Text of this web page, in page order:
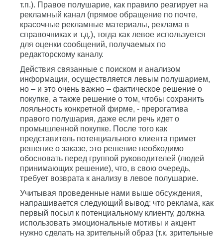
т.п.). Правое полушарие, как правило реагирует на
рекламный канал (прямое обращение по почте,
красочные рекламные материалы, реклама в
справочниках и т.д.), тогда как левое используется
для оценки сообщений, получаемых по
редакторскому каналу.
Действия связанные с поиском и анализом
информации, осуществляется левым полушарием,
но – и это очень важно – фактическое решение о
покупке, а также решение о том, чтобы сохранить
лояльность конкретной фирме, - прерогатива
правого полушария, даже если речь идет о
промышленной покупке. После того как
представитель потенциального клиента примет
решение о заказе, это решение необходимо
обосновать перед группой руководителей (людей
принимающих решение), что, в свою очередь,
требует возврата к анализу в левое полушарие.
Учитывая проведенные нами выше обсуждения,
напрашивается следующий вывод: что реклама, как
первый посыл к потенциальному клиенту, должна
использовать эмоциональные мотивы и акцент
нужно сделать на зрительный образ (т.к. зрительные